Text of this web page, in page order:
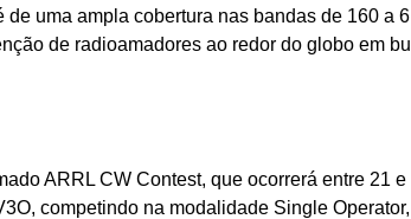
uma ampla cobertura nas bandas de 160 a 6
de radioamadores ao redor do globo em
ARRL CW Contest, que ocorrerá entre 21 e
competindo na modalidade Single